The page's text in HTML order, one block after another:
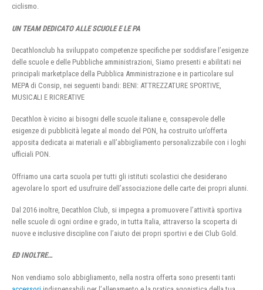
ciclismo.
UN TEAM DEDICATO ALLE SCUOLE E LE PA
Decathlonclub ha sviluppato competenze specifiche per soddisfare l’esigenze
delle scuole e delle Pubbliche amministrazioni, Siamo presenti e abilitati nei
principali marketplace della Pubblica Amministrazione e in particolare sul
MEPA di Consip, nei seguenti bandi: BENI: ATTREZZATURE SPORTIVE,
MUSICALI E RICREATIVE
Decathlon è vicino ai bisogni delle scuole italiane e, consapevole delle
esigenze di pubblicità legate al mondo del PON, ha costruito un’offerta
apposita dedicata ai materiali e all’abbigliamento personalizzabile con i loghi
ufficiali PON.
Offriamo una carta scuola per tutti gli istituti scolastici che desiderano
agevolare lo sport ed usufruire dell’associazione delle carte dei propri alunni.
Dal 2016 inoltre, Decathlon Club, si impegna a promuovere l’attività sportiva
nelle scuole di ogni ordine e grado, in tutta Italia, attraverso la scoperta di
nuove e inclusive discipline con l’aiuto dei propri sportivi e dei Club Gold.
ED INOLTRE…
Non vendiamo solo abbigliamento, nella nostra offerta sono presenti tanti